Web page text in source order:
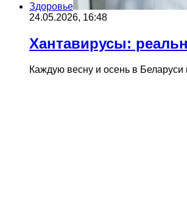
Здоровье
24.05.2026, 16:48
Хантавирусы:
Каждую весну и осень в